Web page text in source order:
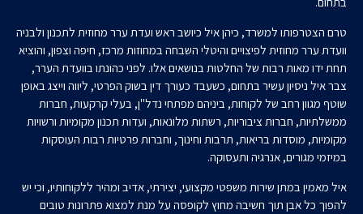
טרם הצטרפותו למשרד, כיהן איל כיושב ראש ועדת ערר מחוזית לתכנון ולבניה
וועדת ערר מחוזית לפיצויים והיטלי השבחה במחוזות מרכז, חיפה וצפון, והוציא
תחת ידו מאות רבות של החלטות בנושאים אלו. לפני כהונתו בוועדת הערר,
צבר איל ניסיון עשיר בתחום, כשעבד כעורך דין בשוק הפרטי, ליווה וייצג באופן
שוטף מגוון רחב של לקוחות, ביניהם מפתחי נדל"ן, בעלי קרקעות, חברות
ממשלתיות, חברות ציבוריות, רשתות מלונאות, ועדות תכנון מקומיות ורשויות
מקומיות, מוסדות בריאות, תרבות וחינוך, וחברות פרטיות רבות העוסקות
במיזמי מגורים, אנרגיה ותעסוקה.
איל מאמין במתן שירות משפטי מקצועי, יצירתי, אדיב ומהיר ללקוחותיו, וכי יש
להפוך כל אבן תוך חשיבה מחוץ לקופסה על מנת למצוא פתרונות טובים